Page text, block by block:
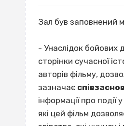
Зал був заповнений
- Унаслідок бойових
сторінки сучасної
авторів фільму,
зазначає
інформації про події
які цей фільм